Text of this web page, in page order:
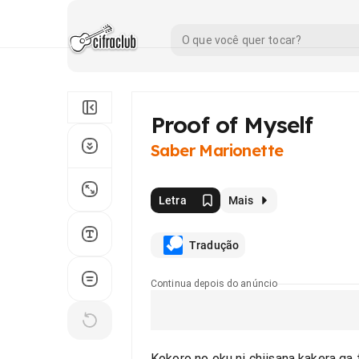
Proof of Myself
Saber Marionette
Letra Mais
Tradução
Continua depois do anúncio